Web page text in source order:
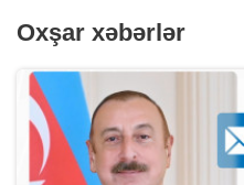
Oxşar xəbərlər